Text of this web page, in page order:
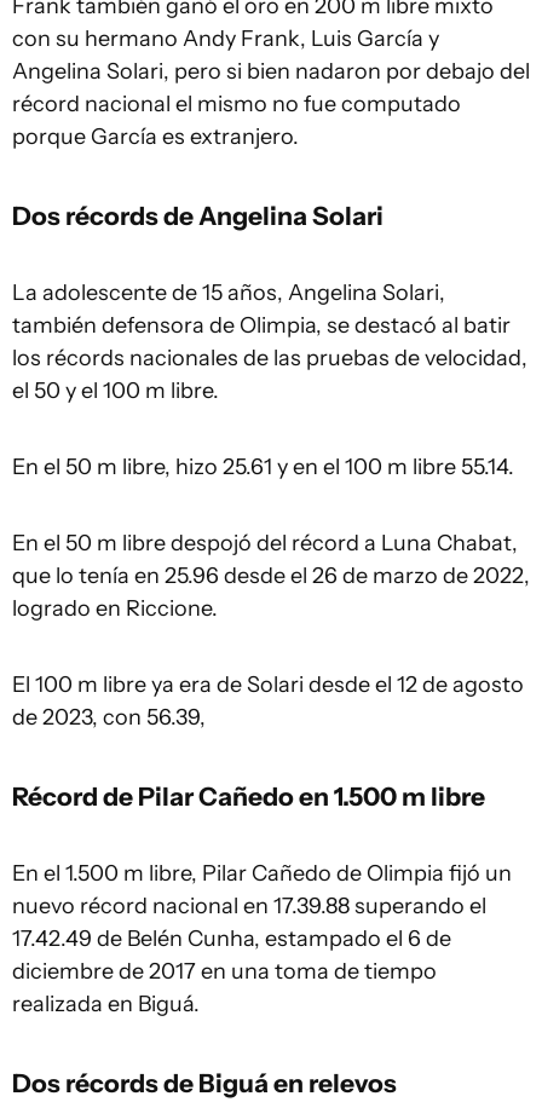
Frank también ganó el oro en 200 m libre mixto
con su hermano Andy Frank, Luis García y
Angelina Solari, pero si bien nadaron por debajo del
récord nacional el mismo no fue computado
porque García es extranjero.
Dos récords de Angelina Solari
La adolescente de 15 años, Angelina Solari,
también defensora de Olimpia, se destacó al batir
los récords nacionales de las pruebas de velocidad,
el 50 y el 100 m libre.
En el 50 m libre, hizo 25.61 y en el 100 m libre 55.14.
En el 50 m libre despojó del récord a Luna Chabat,
que lo tenía en 25.96 desde el 26 de marzo de 2022,
logrado en Riccione.
El 100 m libre ya era de Solari desde el 12 de agosto
de 2023, con 56.39,
Récord de Pilar Cañedo en 1.500 m libre
En el 1.500 m libre, Pilar Cañedo de Olimpia fijó un
nuevo récord nacional en 17.39.88 superando el
17.42.49 de Belén Cunha, estampado el 6 de
diciembre de 2017 en una toma de tiempo
realizada en Biguá.
Dos récords de Biguá en relevos